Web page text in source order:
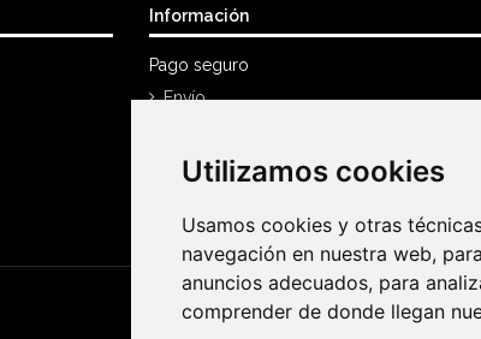
Utilizamos cookies
Usamos cookies y otras
navegación en nuestra web,
anuncios adecuados, para
comprender de donde llegan
Utilizamos cookies
Usamos cookies y otras
navegación en nuestra web,
anuncios adecuados, para
comprender de donde llegan
Información
Pago seguro
Envío
Mi cuenta